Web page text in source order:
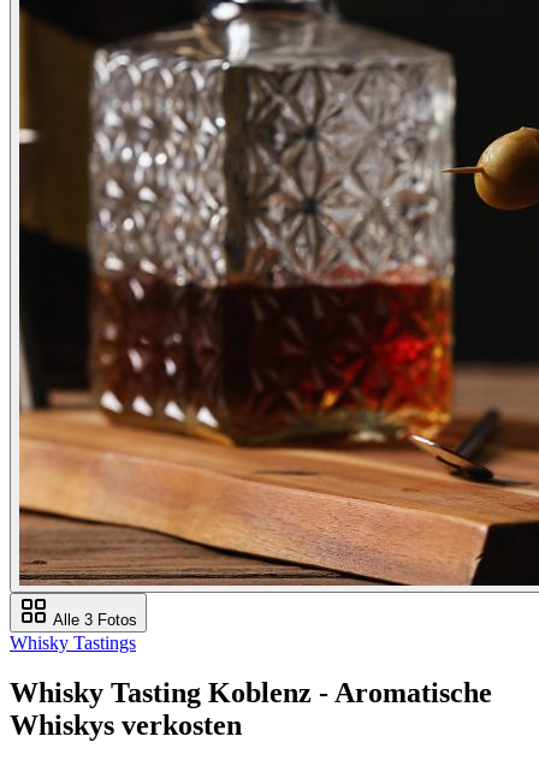
Alle 3 Fotos
Whisky Tastings
Whisky Tasting Koblenz - Aromatische
Whiskys verkosten